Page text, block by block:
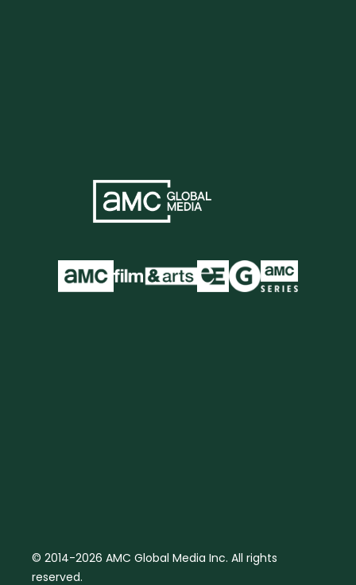
© 2014-2026 AMC Global Media Inc. All rights
reserved.